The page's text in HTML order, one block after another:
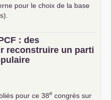
pour le choix de la base
: des
reconstruire un parti
pour ce 38e congrès sur